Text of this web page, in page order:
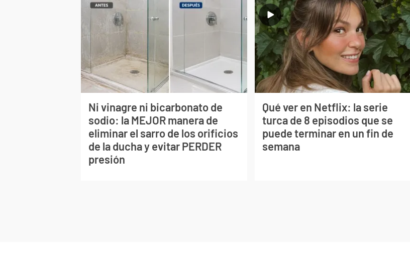
Ni vinagre ni bicarbonato de
sodio: la MEJOR manera de
eliminar el sarro de los orificios
de la ducha y evitar PERDER
presión
Qué ver en Netflix: la serie
turca de 8 episodios que se
puede terminar en un fin de
semana